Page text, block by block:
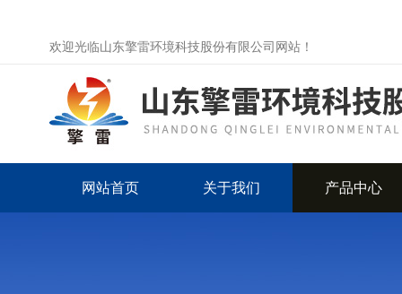
欢迎光临山东擎雷环境科技股份有限公司网站！
网站首页 关于我们 产品中心